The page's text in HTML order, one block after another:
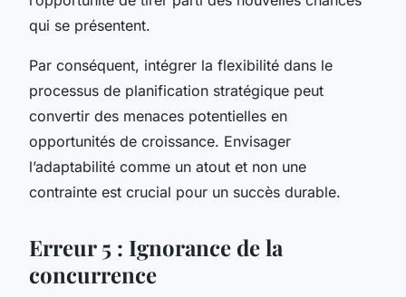
qui se présentent.
Par conséquent, intégrer la flexibilité dans le
processus de planification stratégique peut
convertir des menaces potentielles en
opportunités de croissance. Envisager
l’adaptabilité comme un atout et non une
contrainte est crucial pour un succès durable.
Erreur 5 : Ignorance de la
concurrence